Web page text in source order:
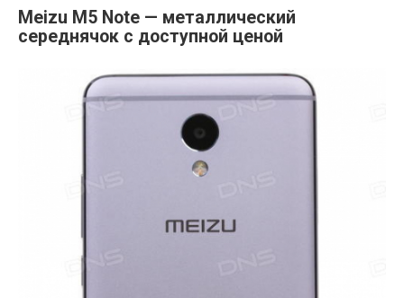
Meizu M5 Note — металлический
середнячок с доступной ценой